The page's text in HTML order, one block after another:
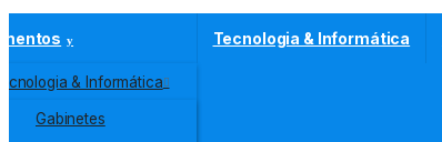
& Informática
Gabinetes
Tecnologia & Informática